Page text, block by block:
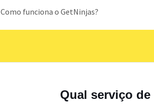
Como funciona o GetNinjas?
Qual serviço